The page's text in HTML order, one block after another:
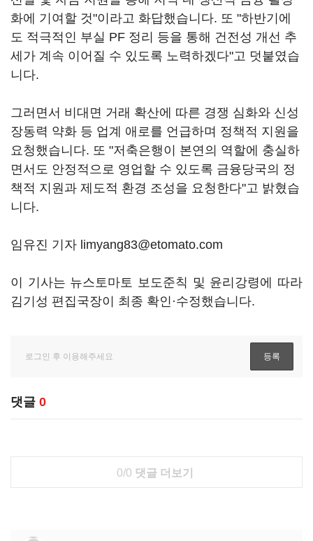
화에 기여할 것"이라고 화답했습니다. 또 "하반기에
도 적극적인 부실 PF 정리 등을 통해 건전성 개선 추
세가 계속 이어질 수 있도록 노력하겠다"고 덧붙였습
니다.
그러면서 비대면 거래 확산에 따른 경쟁 심화와 신성
장동력 약화 등 업계 애로를 언급하며 정책적 지원을
요청했습니다. 또 "저축은행이 본연의 역할에 충실하
면서도 안정적으로 영업할 수 있도록 금융당국의 정
책적 지원과 제도적 환경 조성을 요청한다"고 밝혔습
니다.
임유진 기자 limyang83@etomato.com
이 기사는 뉴스토마토 보도준칙 및 윤리강령에 따라
김기성 편집국장이 최종 확인·수정했습니다.
댓글 0
0/0 댓글 더보기